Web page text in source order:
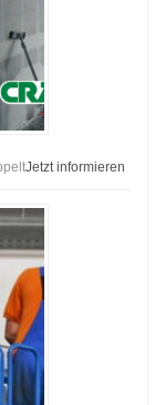
Jetzt informieren